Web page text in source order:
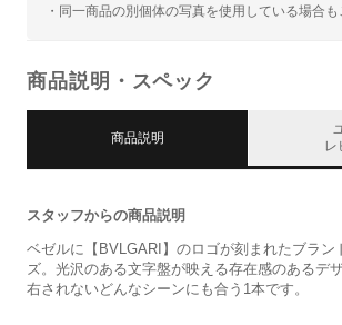
・同一商品の別個体の写真を使用している場合も
商品説明・スペック
商品説明
レ
スタッフからの商品説明
ベゼルに【BVLGARI】のロゴが刻まれたブラン
ズ。光沢のある文字盤が映える存在感のあるデ
右されないどんなシーンにも合う1本です。